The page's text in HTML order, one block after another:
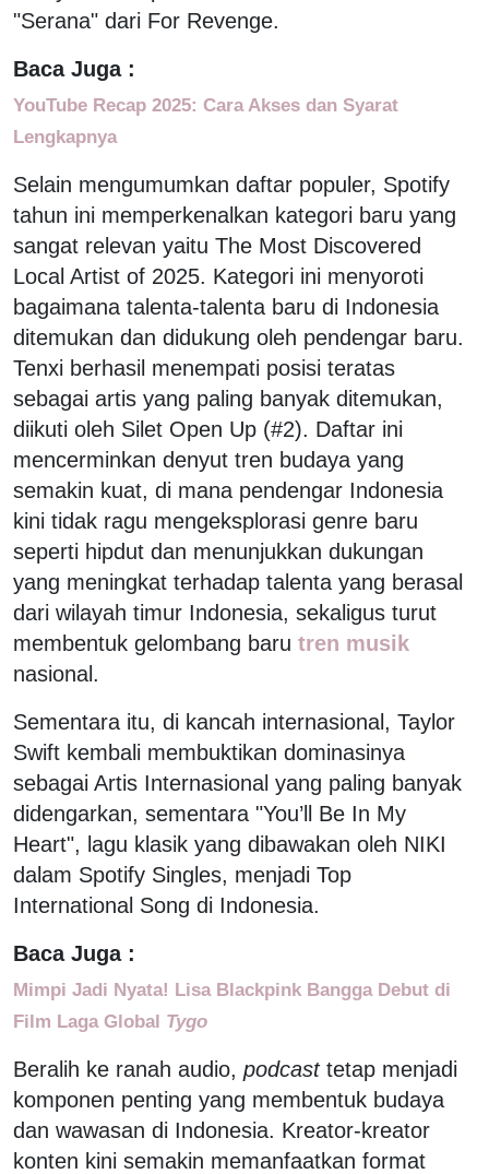
"Serana" dari For Revenge.
Baca Juga :
YouTube Recap 2025: Cara Akses dan Syarat
Lengkapnya
Selain mengumumkan daftar populer, Spotify
tahun ini memperkenalkan kategori baru yang
sangat relevan yaitu The Most Discovered
Local Artist of 2025. Kategori ini menyoroti
bagaimana talenta-talenta baru di Indonesia
ditemukan dan didukung oleh pendengar baru.
Tenxi berhasil menempati posisi teratas
sebagai artis yang paling banyak ditemukan,
diikuti oleh Silet Open Up (#2). Daftar ini
mencerminkan denyut tren budaya yang
semakin kuat, di mana pendengar Indonesia
kini tidak ragu mengeksplorasi genre baru
seperti hipdut dan menunjukkan dukungan
yang meningkat terhadap talenta yang berasal
dari wilayah timur Indonesia, sekaligus turut
membentuk gelombang baru tren musik
nasional.
Sementara itu, di kancah internasional, Taylor
Swift kembali membuktikan dominasinya
sebagai Artis Internasional yang paling banyak
didengarkan, sementara "You’ll Be In My
Heart", lagu klasik yang dibawakan oleh NIKI
dalam Spotify Singles, menjadi Top
International Song di Indonesia.
Baca Juga :
Mimpi Jadi Nyata! Lisa Blackpink Bangga Debut di
Film Laga Global Tygo
Beralih ke ranah audio, podcasttetap menjadi
komponen penting yang membentuk budaya
dan wawasan di Indonesia. Kreator-kreator
konten kini semakin memanfaatkan format